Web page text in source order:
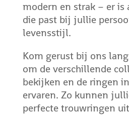
modern en strak – er
die past bij jullie
levensstijl.
Kom gerust bij ons
om de verschillende
bekijken en de ringen
ervaren. Zo kunnen
perfecte trouwringen